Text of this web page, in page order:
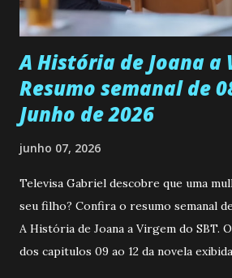
Durante um exame ginecológico, ela é
A História de Joana a
Resumo semanal de
Junho de 2026
junho 07, 2026
Televisa Gabriel descobre que uma
seu filho? Confira o resumo semanal
A História de Joana a Virgem do SBT.
dos capitulos 09 ao 12 da novela